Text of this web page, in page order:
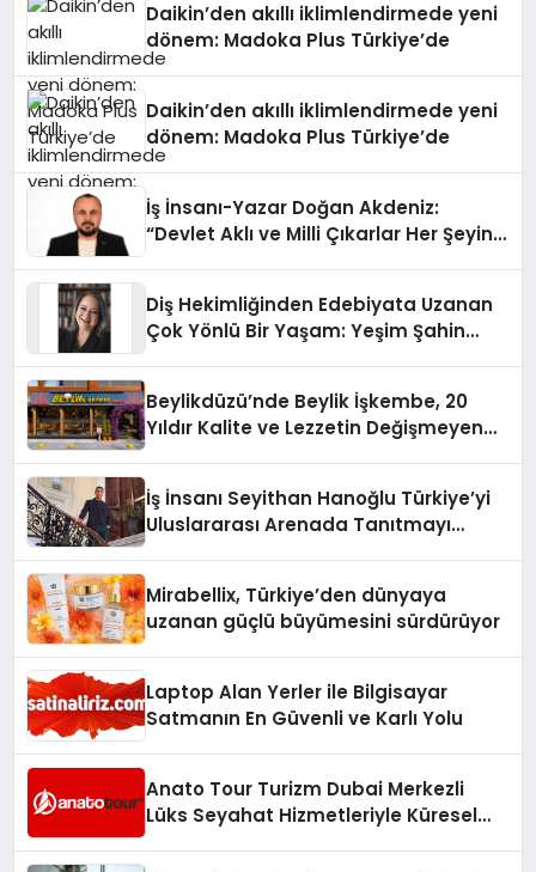
Daikin’den akıllı iklimlendirmede yeni
dönem: Madoka Plus Türkiye’de
Daikin’den akıllı iklimlendirmede yeni
dönem: Madoka Plus Türkiye’de
İş İnsanı-Yazar Doğan Akdeniz:
“Devlet Aklı ve Milli Çıkarlar Her Şeyin
Diş Hekimliğinden Edebiyata Uzanan
Çok Yönlü Bir Yaşam: Yeşim Şahin
Beylikdüzü’nde Beylik İşkembe, 20
Yıldır Kalite ve Lezzetin Değişmeyen
İş İnsanı Seyithan Hanoğlu Türkiye’yi
Uluslararası Arenada Tanıtmayı
Mirabellix, Türkiye’den dünyaya
uzanan güçlü büyümesini sürdürüyor
Laptop Alan Yerler ile Bilgisayar
Satmanın En Güvenli ve Karlı Yolu
Anato Tour Turizm Dubai Merkezli
Lüks Seyahat Hizmetleriyle Küresel